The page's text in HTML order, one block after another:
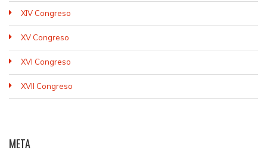
XIV Congreso
XV Congreso
XVI Congreso
XVII Congreso
META